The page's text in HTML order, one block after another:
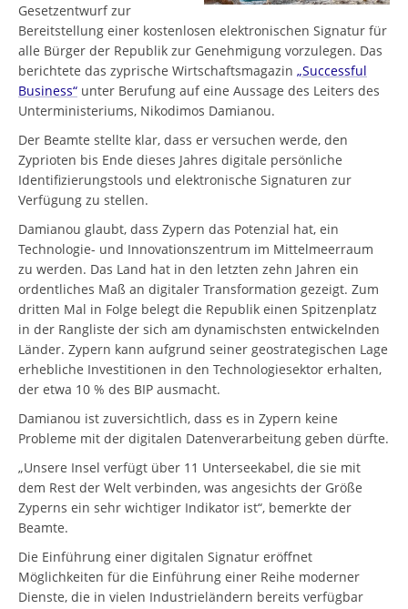
Gesetzentwurf zur
Bereitstellung einer kostenlosen elektronischen Signatur für
alle Bürger der Republik zur Genehmigung vorzulegen. Das
berichtete das zyprische Wirtschaftsmagazin „Successful
Business“ unter Berufung auf eine Aussage des Leiters des
Unterministeriums, Nikodimos Damianou.
Der Beamte stellte klar, dass er versuchen werde, den
Zyprioten bis Ende dieses Jahres digitale persönliche
Identifizierungstools und elektronische Signaturen zur
Verfügung zu stellen.
Damianou glaubt, dass Zypern das Potenzial hat, ein
Technologie- und Innovationszentrum im Mittelmeerraum
zu werden. Das Land hat in den letzten zehn Jahren ein
ordentliches Maß an digitaler Transformation gezeigt. Zum
dritten Mal in Folge belegt die Republik einen Spitzenplatz
in der Rangliste der sich am dynamischsten entwickelnden
Länder. Zypern kann aufgrund seiner geostrategischen Lage
erhebliche Investitionen in den Technologiesektor erhalten,
der etwa 10 % des BIP ausmacht.
Damianou ist zuversichtlich, dass es in Zypern keine
Probleme mit der digitalen Datenverarbeitung geben dürfte.
„Unsere Insel verfügt über 11 Unterseekabel, die sie mit
dem Rest der Welt verbinden, was angesichts der Größe
Zyperns ein sehr wichtiger Indikator ist“, bemerkte der
Beamte.
Die Einführung einer digitalen Signatur eröffnet
Möglichkeiten für die Einführung einer Reihe moderner
Dienste, die in vielen Industrieländern bereits verfügbar